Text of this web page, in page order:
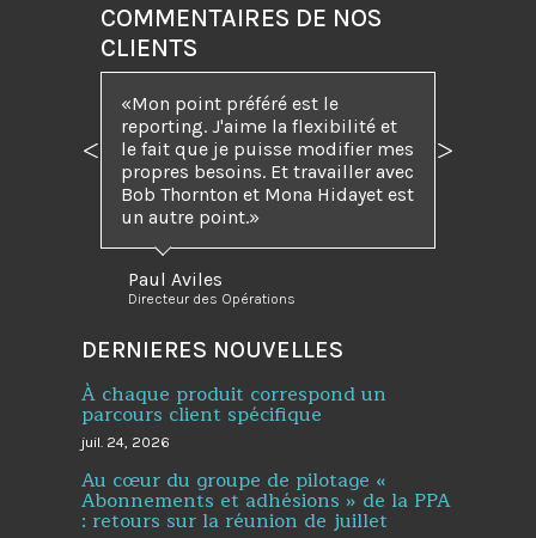
COMMENTAIRES DE NOS
CLIENTS
Mon point préféré est le
reporting. J'aime la flexibilité et
le fait que je puisse modifier mes
propres besoins. Et travailler avec
Bob Thornton et Mona Hidayet est
un autre point.
Paul Aviles
Directeur des Opérations
Précédent Suivant
DERNIERES NOUVELLES
À chaque produit correspond un
parcours client spécifique
juil. 24, 2026
Au cœur du groupe de pilotage «
Abonnements et adhésions » de la PPA
: retours sur la réunion de juillet